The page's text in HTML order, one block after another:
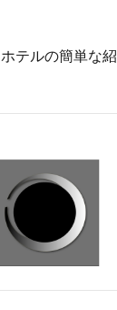
テルの簡単な紹